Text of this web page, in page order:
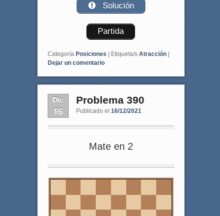
Solución
Partida
Categoría Posiciones | Etiqueta/s Atracción |
Dejar un comentario
Dic
16
Problema 390
Publicado el 16/12/2021
Mate en 2